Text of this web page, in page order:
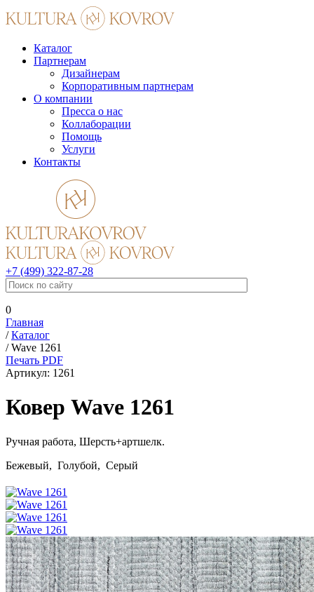
Каталог
Партнерам
Дизайнерам
Корпоративным партнерам
О компании
Пресса о нас
Коллаборации
Помощь
Услуги
Контакты
+7 (499) 322-87-28
0
Главная
/Каталог
/Wave 1261
Печать PDF
Артикул: 1261
Ковер Wave 1261
Ручная работа, Шерсть+артшелк.
Бежевый, Голубой, Серый